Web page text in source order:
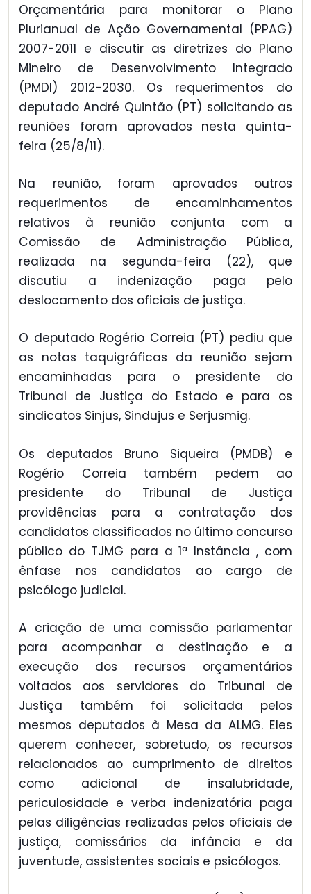
Orçamentária para monitorar o Plano
Plurianual de Ação Governamental (PPAG)
2007-2011 e discutir as diretrizes do Plano
Mineiro de Desenvolvimento Integrado
(PMDI) 2012-2030. Os requerimentos do
deputado André Quintão (PT) solicitando as
reuniões foram aprovados nesta quinta-
feira (25/8/11).
Na reunião, foram aprovados outros
requerimentos de encaminhamentos
relativos à reunião conjunta com a
Comissão de Administração Pública,
realizada na segunda-feira (22), que
discutiu a indenização paga pelo
deslocamento dos oficiais de justiça.
O deputado Rogério Correia (PT) pediu que
as notas taquigráficas da reunião sejam
encaminhadas para o presidente do
Tribunal de Justiça do Estado e para os
sindicatos Sinjus, Sindujus e Serjusmig.
Os deputados Bruno Siqueira (PMDB) e
Rogério Correia também pedem ao
presidente do Tribunal de Justiça
providências para a contratação dos
candidatos classificados no último concurso
público do TJMG para a 1ª Instância , com
ênfase nos candidatos ao cargo de
psicólogo judicial.
A criação de uma comissão parlamentar
para acompanhar a destinação e a
execução dos recursos orçamentários
voltados aos servidores do Tribunal de
Justiça também foi solicitada pelos
mesmos deputados à Mesa da ALMG. Eles
querem conhecer, sobretudo, os recursos
relacionados ao cumprimento de direitos
como adicional de insalubridade,
periculosidade e verba indenizatória paga
pelas diligências realizadas pelos oficiais de
justiça, comissários da infância e da
juventude, assistentes sociais e psicólogos.